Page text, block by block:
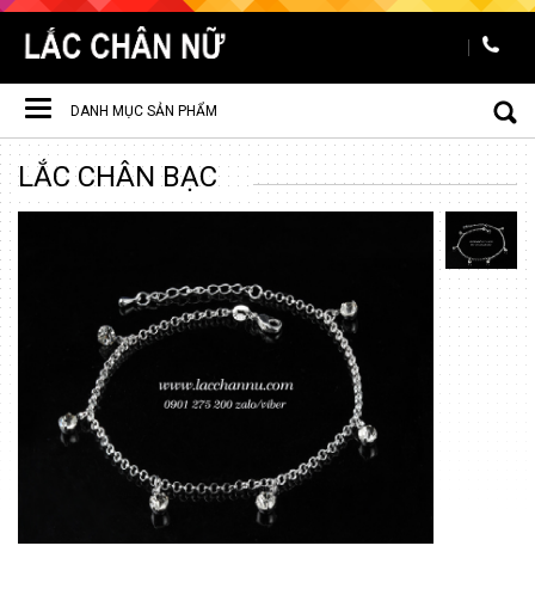
Toggle
navigation
DANH MỤC SẢN PHẨM
LẮC CHÂN BẠC